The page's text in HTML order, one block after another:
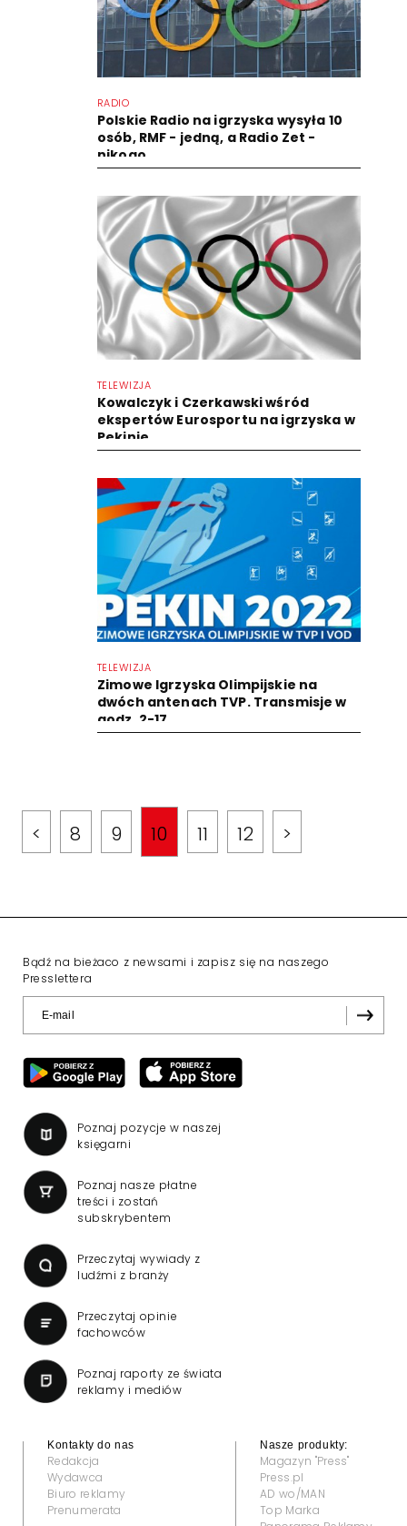
RADIO
Polskie Radio na igrzyska wysyła 10
osób, RMF - jedną, a Radio Zet -
nikogo
TELEWIZJA
Kowalczyk i Czerkawski wśród
ekspertów Eurosportu na igrzyska w
Pekinie
TELEWIZJA
Zimowe Igrzyska Olimpijskie na
dwóch antenach TVP. Transmisje w
godz. 2-17
< 8 9 10 11 12 >
Bądź na bieżaco z newsami i zapisz się na naszego
Presslettera
Poznaj pozycje w naszej
księgarni
Poznaj nasze płatne
treści i zostań
subskrybentem
Przeczytaj wywiady z
ludźmi z branży
Przeczytaj opinie
fachowców
Poznaj raporty ze świata
reklamy i mediów
Kontakty do nas
Redakcja
Wydawca
Biuro reklamy
Prenumerata
Nasze produkty:
Magazyn "Press"
Press.pl
AD wo/MAN
Top Marka